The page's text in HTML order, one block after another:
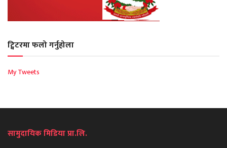
ट्विटरमा फलो गर्नुहोला
My Tweets
सामुदायिक मिडिया प्रा.लि.